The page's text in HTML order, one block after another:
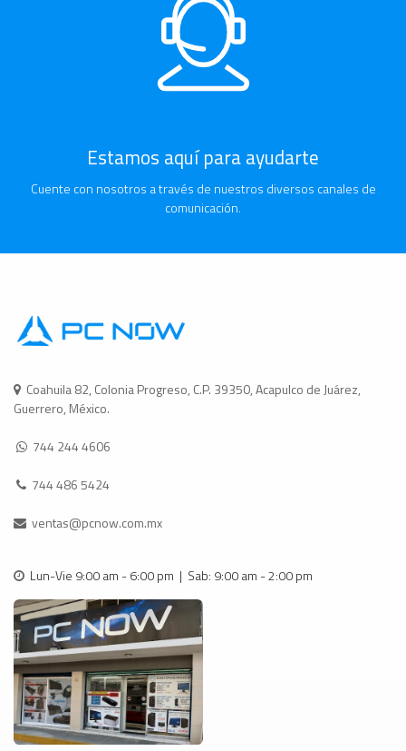
Estamos aquí para ayudarte
Cuente con nosotros a través de nuestros diversos canales de
comunicación.
Coahuila 82, Colonia Progreso, C.P. 39350, Acapulco de Juárez,
Guerrero, México.
744 244 4606
744 486 5424
ventas@pcnow.com.mx
Lun-Vie 9:00 am - 6:00 pm | Sab: 9:00 am - 2:00 pm